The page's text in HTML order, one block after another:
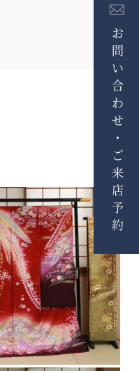
お問い合わせ・ご来店予約